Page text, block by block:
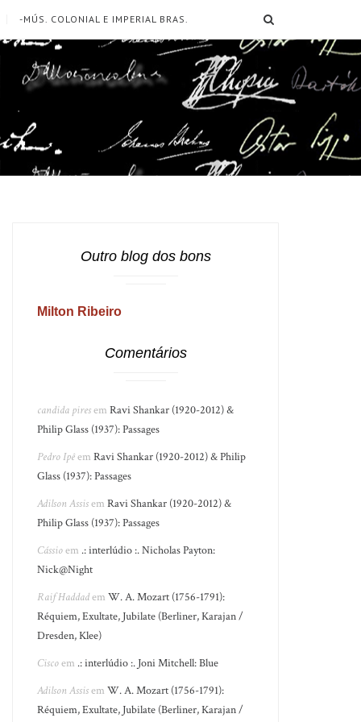
-MÚS. COLONIAL E IMPERIAL BRAS.
Outro blog dos bons
Milton Ribeiro
Comentários
candida piresemRavi Shankar (1920-2012) &
Philip Glass (1937): Passages
Pedro IpêemRavi Shankar (1920-2012) & Philip
Glass (1937): Passages
Adilson AssisemRavi Shankar (1920-2012) &
Philip Glass (1937): Passages
Cássioem .: interlúdio :. Nicholas Payton:
Nick@Night
Raif HaddademW. A. Mozart (1756-1791):
Réquiem, Exultate, Jubilate (Berliner, Karajan /
Dresden, Klee)
Ciscoem .: interlúdio :. Joni Mitchell: Blue
Adilson AssisemW. A. Mozart (1756-1791):
Réquiem, Exultate, Jubilate (Berliner, Karajan /